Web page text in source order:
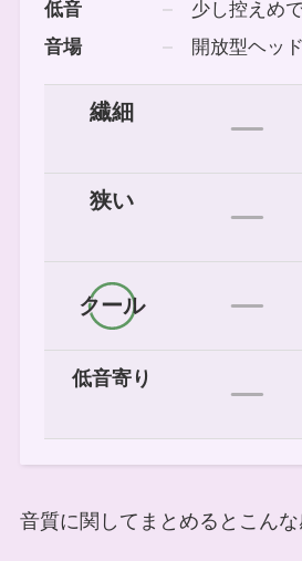
低音
少し控えめ
音場
開放型ヘッ
繊細
狭い
クール
低音寄り
音質に関してまとめるとこんな